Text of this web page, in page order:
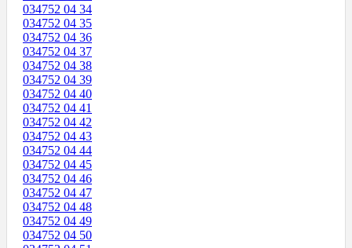
034752 04 34
034752 04 35
034752 04 36
034752 04 37
034752 04 38
034752 04 39
034752 04 40
034752 04 41
034752 04 42
034752 04 43
034752 04 44
034752 04 45
034752 04 46
034752 04 47
034752 04 48
034752 04 49
034752 04 50